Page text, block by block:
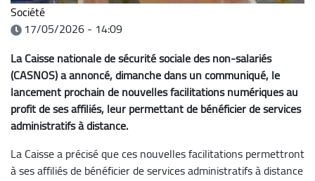
Société
17/05/2026 - 14:09
La Caisse nationale de sécurité sociale des non-salariés
(CASNOS) a annoncé, dimanche dans un communiqué, le
lancement prochain de nouvelles facilitations numériques au
profit de ses affiliés, leur permettant de bénéficier de services
administratifs à distance.
La Caisse a précisé que ces nouvelles facilitations permettront
à ses affiliés de bénéficier de services administratifs à distance